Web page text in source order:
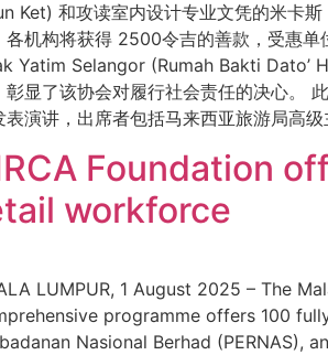
Ket) 和攻读室内设计专业文凭的米卡
各机构将获得 2500令吉的善款，受惠
Yatim Selangor (Rumah Bakti Dato’
彰显了该协会对履行社会责任的决心。
表演讲，出席者包括马来西亚旅游局高
Foundation
workforce
LUMPUR, 1 August 2025 – The
programme offers 100
Nasional Berhad